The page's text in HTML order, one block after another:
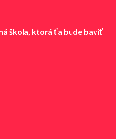
škola, ktorá ťa bude baviť